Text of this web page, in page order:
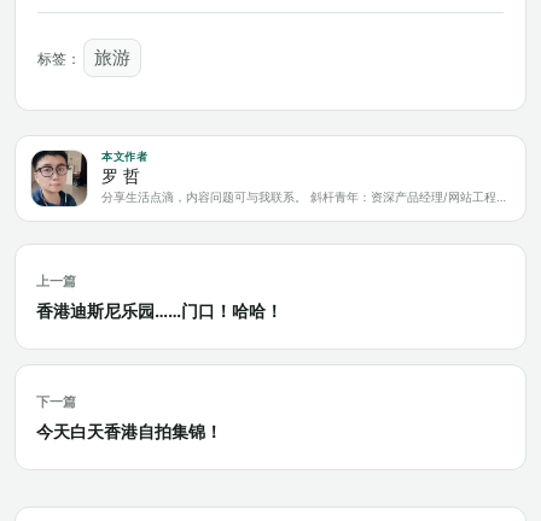
标签： 旅游
本文作者
罗 哲
上一篇
香港迪斯尼乐园……门口！哈哈！
下一篇
今天白天香港自拍集锦！